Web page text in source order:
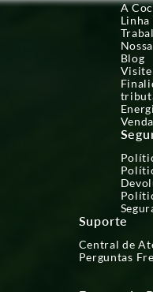
A
Linha
Blog
Suporte
Central de
Perguntas